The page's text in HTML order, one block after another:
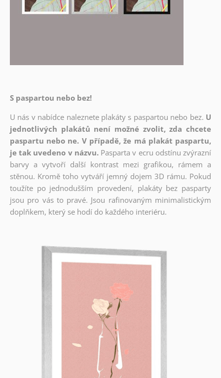
S paspartou nebo bez!
U nás v nabídce naleznete plakáty s paspartou nebo bez. U
jednotlivých plakátů není možné zvolit, zda chcete
paspartu nebo ne. V případě, že má plakát paspartu,
je tak uvedeno v názvu. Pasparta v ecru odstínu zvýrazní
barvy a vytvoří další kontrast mezi grafikou, rámem a
stěnou. Kromě toho vytváří jemný dojem 3D rámu. Pokud
toužíte po jednodušším provedení, plakáty bez pasparty
jsou pro vás to pravé. Jsou rafinovaným minimalistickým
doplňkem, který se hodí do každého interiéru.